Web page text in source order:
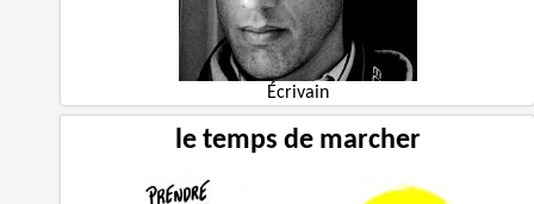
Écrivain
le temps de marcher